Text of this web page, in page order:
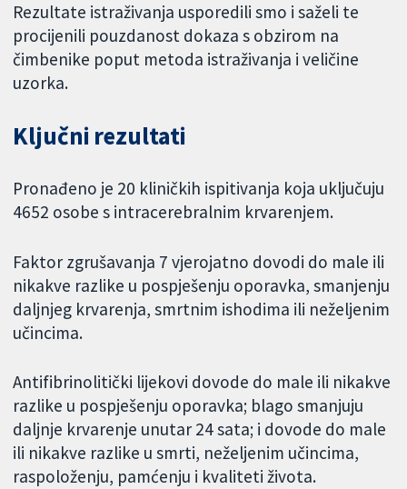
Rezultate istraživanja usporedili smo i saželi te
procijenili pouzdanost dokaza s obzirom na
čimbenike poput metoda istraživanja i veličine
uzorka.
Ključni rezultati
Pronađeno je 20 kliničkih ispitivanja koja uključuju
4652 osobe s intracerebralnim krvarenjem.
Faktor zgrušavanja 7 vjerojatno dovodi do male ili
nikakve razlike u pospješenju oporavka, smanjenju
daljnjeg krvarenja, smrtnim ishodima ili neželjenim
učincima.
Antifibrinolitički lijekovi dovode do male ili nikakve
razlike u pospješenju oporavka; blago smanjuju
daljnje krvarenje unutar 24 sata; i dovode do male
ili nikakve razlike u smrti, neželjenim učincima,
raspoloženju, pamćenju i kvaliteti života.